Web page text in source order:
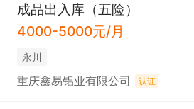
成品出入库（五险）
4000-5000元/月
永川
重庆鑫易铝业有限公司 认证